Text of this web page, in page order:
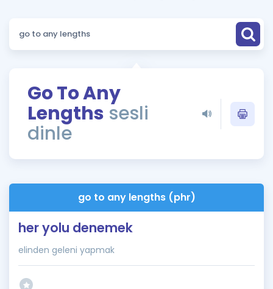
Puan Hesaplama
ÖSYM Sınav Takvimi
Kampanyalar
Go To Any
Lengths sesli
dinle
go to any lengths (phr)
her yolu denemek
elinden geleni yapmak